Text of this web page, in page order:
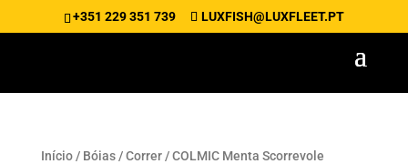
+351 229 351 739 LUXFISH@LUXFLEET.PT
Início/ Bóias/Correr/ COLMIC Menta Scorrevole